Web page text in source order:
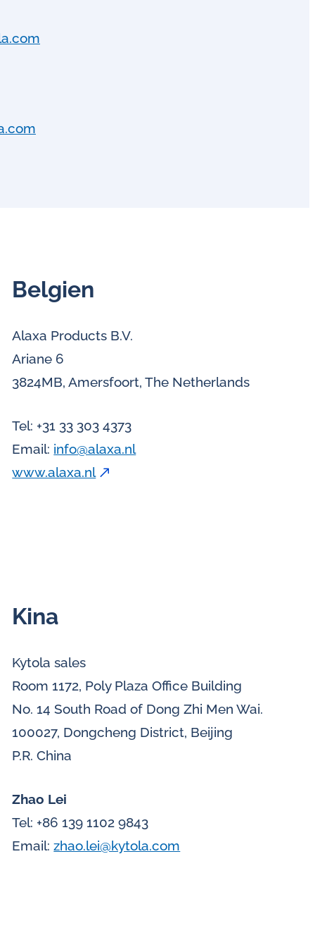
Belgien
Alaxa Products B.V.
Ariane 6
3824MB, Amersfoort, The Netherlands
Tel: +31 33 303 4373
Email: info@alaxa.nl
www.alaxa.nl
Kina
Kytola sales
Room 1172, Poly Plaza Office Building
No. 14 South Road of Dong Zhi Men Wai.
100027, Dongcheng District, Beijing
P.R. China
Zhao Lei
Tel: +86 139 1102 9843
Email:zhao.lei@kytola.com